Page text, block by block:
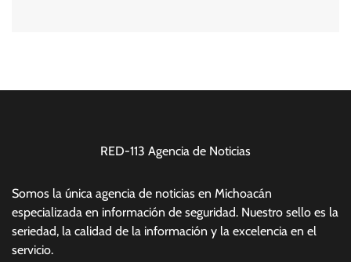
RED-113 Agencia de Noticias
Somos la única agencia de noticias en Michoacán
especializada en información de seguridad. Nuestro sello es la
seriedad, la calidad de la información y la excelencia en el
servicio.